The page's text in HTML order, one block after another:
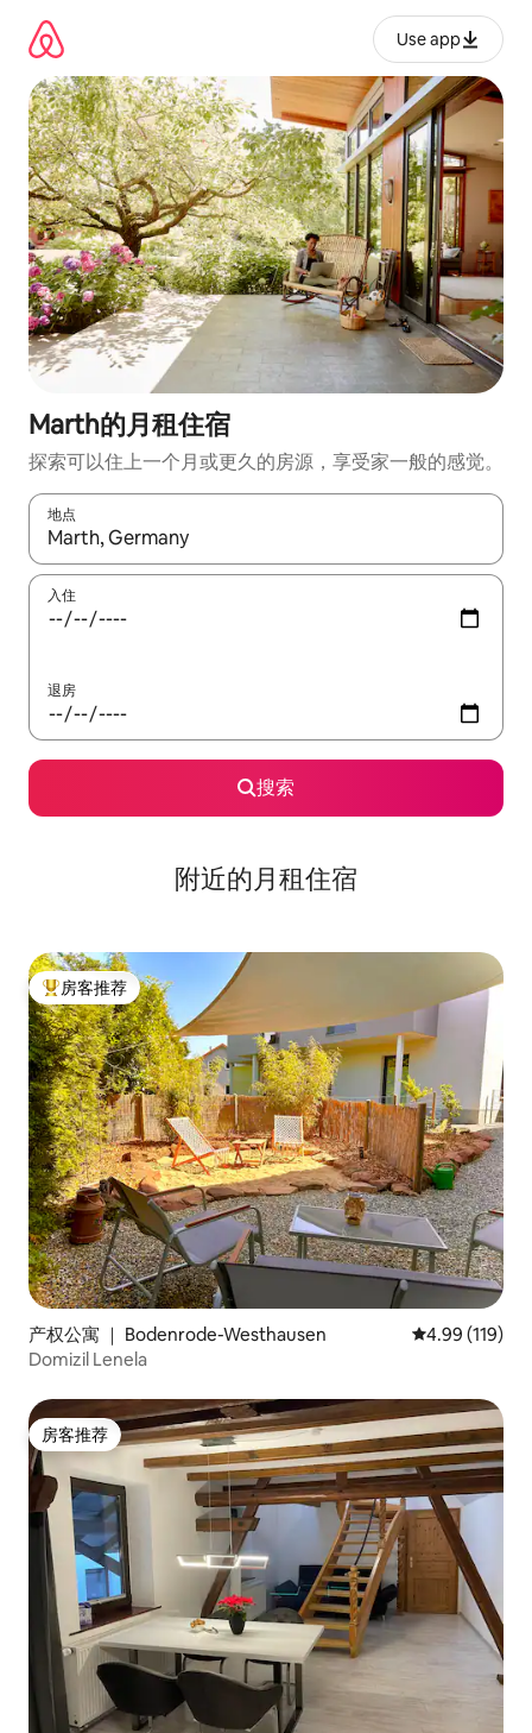
Use app
Marth的月租住宿
探索可以住上一个月或更久的房源，享受家一般的感觉。
地点
如有搜索结果，请使用上下方向键查看，或通过点击或滑动手势
入住
退房
搜索
附近的月租住宿
热门「房客推荐」
房客推荐
产权公寓 ｜ Bodenrode-Westhausen 平均评分 4.99
4.99 (119)
Domizil Lenela
房客推荐
房客推荐